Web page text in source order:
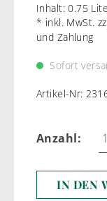
Inhalt:0.75
* inkl. MwSt.
und Zahlung
Sofort
Artikel-Nr:
Anzahl:
IN DEN